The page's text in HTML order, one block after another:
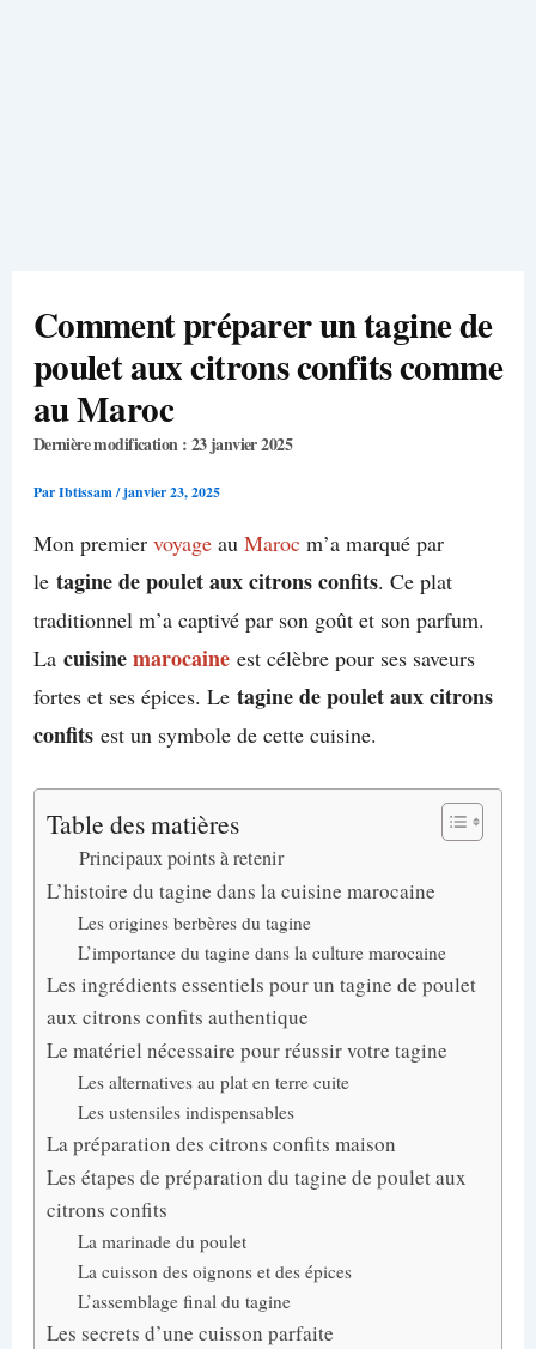
Comment préparer un tagine de
poulet aux citrons confits comme
au Maroc
Dernière modification : 23 janvier 2025
ParIbtissam/janvier 23, 2025
Mon premier voyageau Marocm’a marqué par
le tagine de poulet aux citrons confits. Ce plat
traditionnel m’a captivé par son goût et son parfum.
La cuisinemarocaineest célèbre pour ses saveurs
fortes et ses épices. Le tagine de poulet aux citrons
confitsest un symbole de cette cuisine.
Table des matières
Principaux points à retenir
L’histoire du tagine dans la cuisine marocaine
Les origines berbères du tagine
L’importance du tagine dans la culture marocaine
Les ingrédients essentiels pour un tagine de poulet
aux citrons confits authentique
Le matériel nécessaire pour réussir votre tagine
Les alternatives au plat en terre cuite
Les ustensiles indispensables
La préparation des citrons confits maison
Les étapes de préparation du tagine de poulet aux
citrons confits
La marinade du poulet
La cuisson des oignons et des épices
L’assemblage final du tagine
Les secrets d’une cuisson parfaite